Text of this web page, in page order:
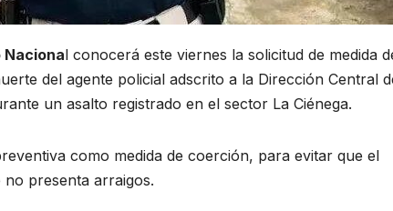
l conocerá este viernes la solicitud de medida
del agente policial adscrito a la Dirección Central
un asalto registrado en el sector La Ciénega.
como medida de coerción, para evitar que el
presenta arraigos.